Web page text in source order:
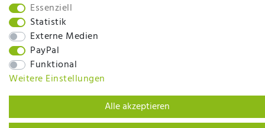
Essenziell
Statistik
Externe Medien
PayPal
Funktional
Weitere Einstellungen
Alle akzeptieren